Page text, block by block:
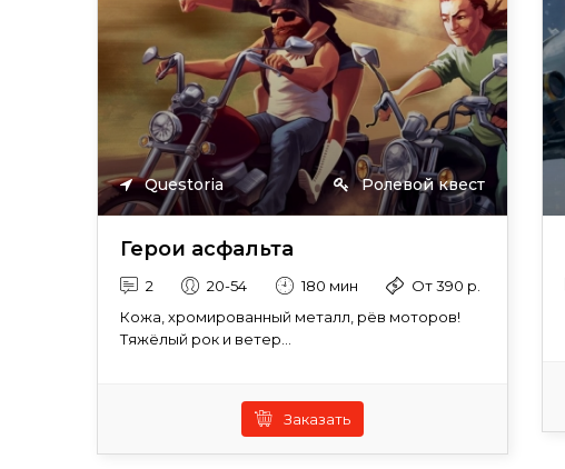
Questoria Ролевой квест
Герои асфальта
2 20-54 180 мин
От 390 р.
Кожа, хромированный металл, рёв моторов!
Тяжёлый рок и ветер...
Заказать